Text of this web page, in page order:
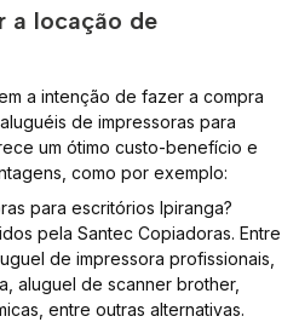
a locação de
a intenção de fazer a compra
de impressoras para
um ótimo custo-benefício e
como por exemplo:
para escritórios Ipiranga?
pela Santec Copiadoras. Entre
de impressora profissionais,
aluguel de scanner brother,
entre outras alternativas.